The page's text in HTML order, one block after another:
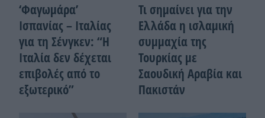
‘Φαγωμάρα’
Ισπανίας – Ιταλίας
για τη Σένγκεν: “Η
Ιταλία δεν δέχεται
επιβολές από το
εξωτερικό”
Τι σημαίνει για την
Ελλάδα η ισλαμική
συμμαχία της
Τουρκίας με
Σαουδική Αραβία και
Πακιστάν